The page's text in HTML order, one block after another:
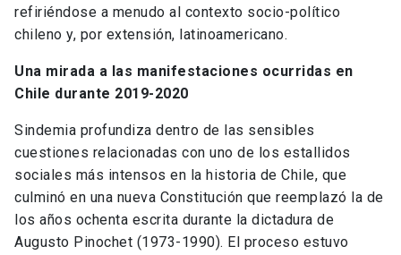
refiriéndose a menudo al contexto socio-político
chileno y, por extensión, latinoamericano.
Una mirada a las manifestaciones ocurridas en
Chile durante 2019-2020
Sindemia profundiza dentro de las sensibles
cuestiones relacionadas con uno de los estallidos
sociales más intensos en la historia de Chile, que
culminó en una nueva Constitución que reemplazó la de
los años ochenta escrita durante la dictadura de
Augusto Pinochet (1973-1990). El proceso estuvo